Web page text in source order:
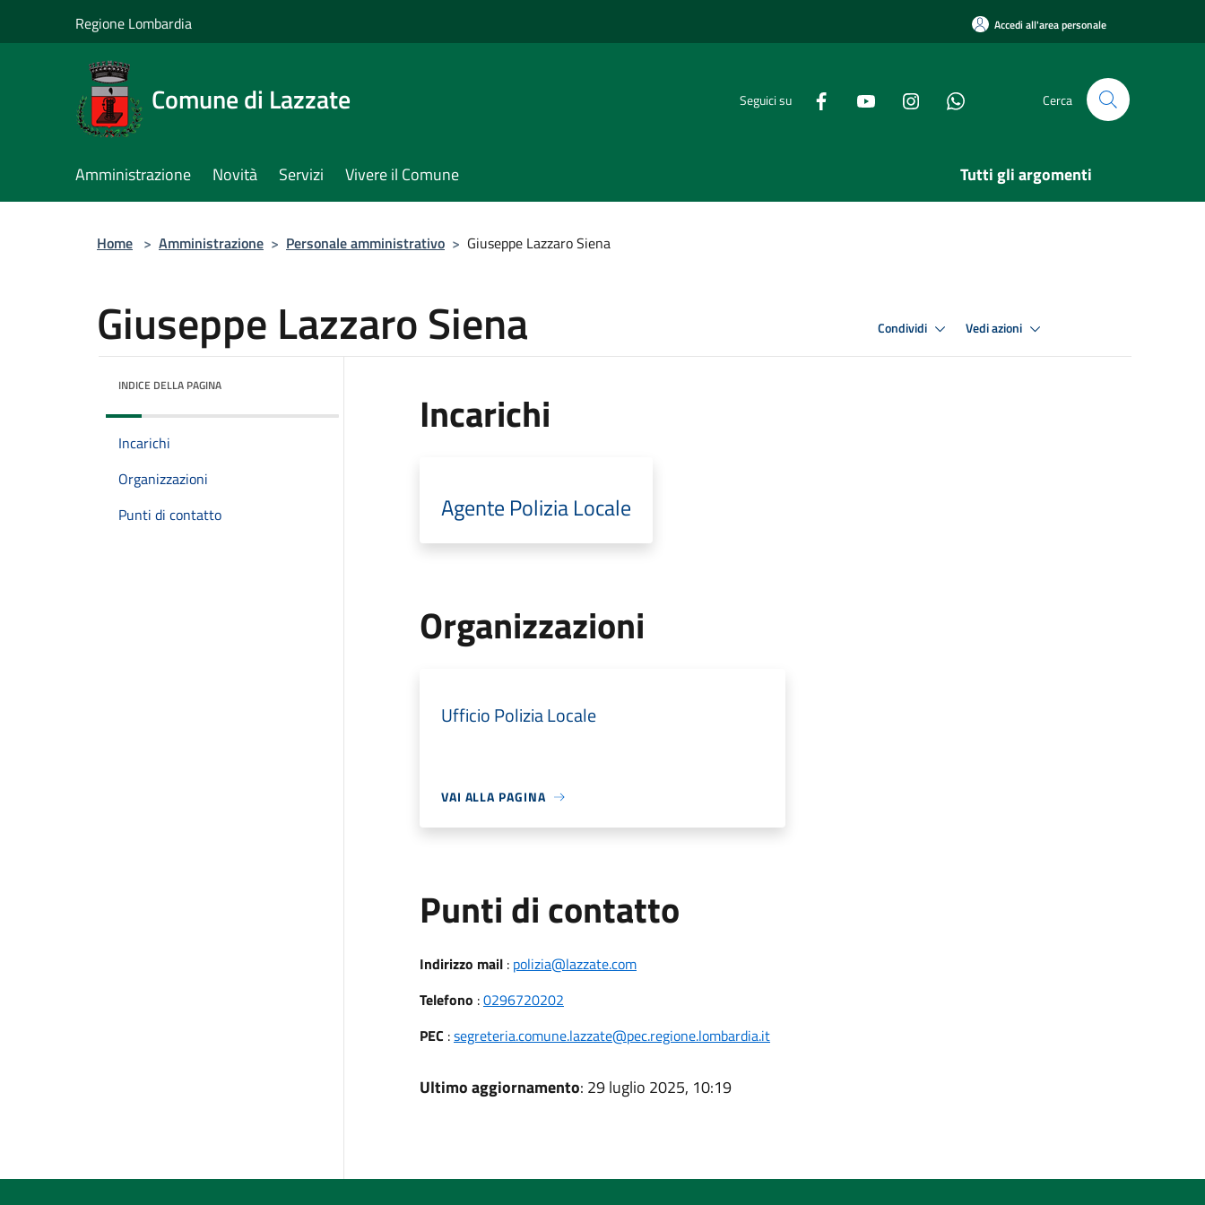
Regione Lombardia Accedi all'area personale
Comune di Lazzate Seguici su Cerca
Amministrazione Novità Servizi Vivere il Comune Tutti gli argomenti
Home > Amministrazione > Personale amministrativo > Giuseppe Lazzaro Siena
Giuseppe Lazzaro Siena Condividi Vedi azioni
INDICE DELLA PAGINA
Incarichi
Organizzazioni
Punti di contatto
Incarichi
Agente Polizia Locale
Organizzazioni
Ufficio Polizia Locale
VAI ALLA PAGINA
Punti di contatto
Indirizzo mail: polizia@lazzate.com
Telefono :0296720202
PEC :segreteria.comune.lazzate@pec.regione.lombardia.it
Ultimo aggiornamento: 29 luglio 2025, 10:19